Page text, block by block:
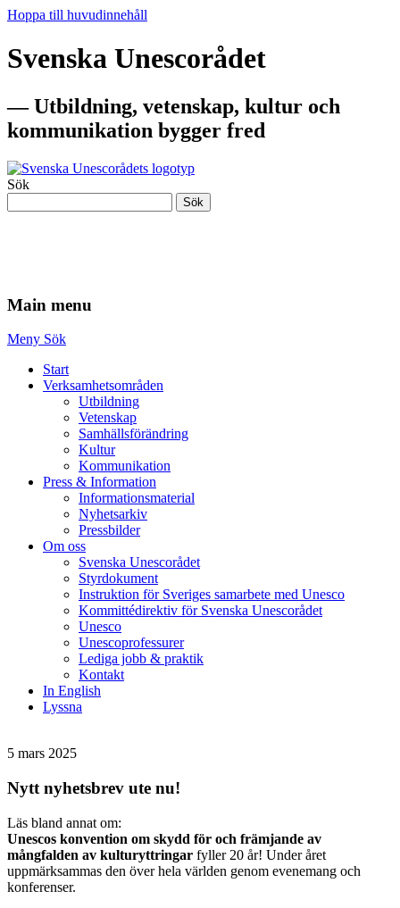
Hoppa till huvudinnehåll
Svenska Unescorådet
— Utbildning, vetenskap, kultur och
kommunikation bygger fred
Sök
Sök
Main menu
Meny Sök
Start
Verksamhetsområden
Utbildning
Vetenskap
Samhällsförändring
Kultur
Kommunikation
Press & Information
Informationsmaterial
Nyhetsarkiv
Pressbilder
Om oss
Svenska Unescorådet
Styrdokument
Instruktion för Sveriges samarbete med Unesco
Kommittédirektiv för Svenska Unescorådet
Unesco
Unescoprofessurer
Lediga jobb & praktik
Kontakt
In English
Lyssna
5 mars 2025
Nytt nyhetsbrev ute nu!
Läs bland annat om:
Unescos konvention om skydd för och främjande av
mångfalden av kulturyttringar fyller 20 år! Under året
uppmärksammas den över hela världen genom evenemang och
konferenser.